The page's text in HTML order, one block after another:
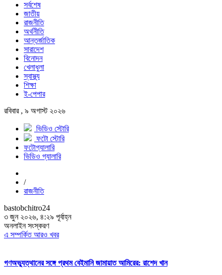
সর্বশেষ
জাতীয়
রাজনীতি
অর্থনীতি
আন্তর্জাতিক
সারাদেশ
বিনোদন
খেলাধুলা
স্বাস্থ্য
শিক্ষা
ই-পেপার
রবিবার , ৯ অগাস্ট ২০২৬
ভিডিও স্টোরি
ফটো স্টোরি
ফটোগ্যালারি
ভিডিও গ্যালারি
/
রাজনীতি
bastobchitro24
৩ জুন ২০২৬, ৪:২৯ পূর্বাহ্ন
অনলাইন সংস্করণ
এ সম্পর্কিত আরও খবর
গণঅভ্যুত্থানের সঙ্গে প্রথম বেইমানি জামায়াত আমিরের: রাশেদ খান